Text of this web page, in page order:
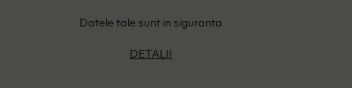
Datele tale sunt in siguranta
DETALII